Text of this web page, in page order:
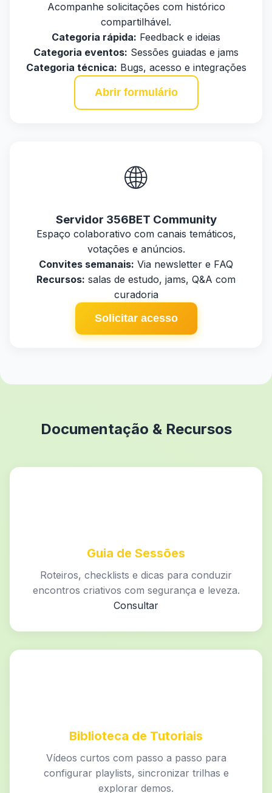
Acompanhe solicitações com histórico
compartilhável.
Categoria rápida: Feedback e ideias
Categoria eventos: Sessões guiadas e jams
Categoria técnica: Bugs, acesso e integrações
Abrir formulário
🌐
Servidor 356BET Community
Espaço colaborativo com canais temáticos,
votações e anúncios.
Convites semanais: Via newsletter e FAQ
Recursos: salas de estudo, jams, Q&A com
curadoria
Solicitar acesso
Documentação & Recursos
Guia de Sessões
Roteiros, checklists e dicas para conduzir
encontros criativos com segurança e leveza.
Consultar
Biblioteca de Tutoriais
Vídeos curtos com passo a passo para
configurar playlists, sincronizar trilhas e
explorar demos.